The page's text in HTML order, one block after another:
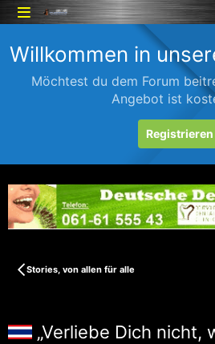
Willkommen in
Möchtest du dem Forum
Angebot ist
Registrieren
Stories, von allen für alle
„Verliebe Dich nicht,